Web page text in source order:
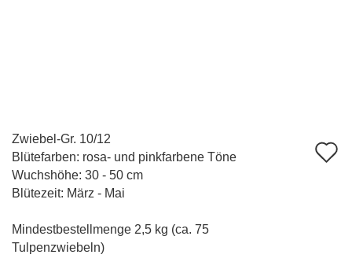
Zwiebel-Gr. 10/12
Blütefarben: rosa- und pinkfarbene Töne
Wuchshöhe: 30 - 50 cm
Blütezeit: März - Mai
Mindestbestellmenge 2,5 kg (ca. 75
Tulpenzwiebeln)